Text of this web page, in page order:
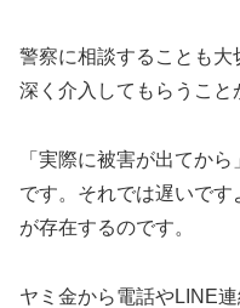
警察に相談することも大
深く介入してもらうこと
「実際に被害が出てか
です。それでは遅いで
が存在するのです。
ヤミ金から電話やLINE